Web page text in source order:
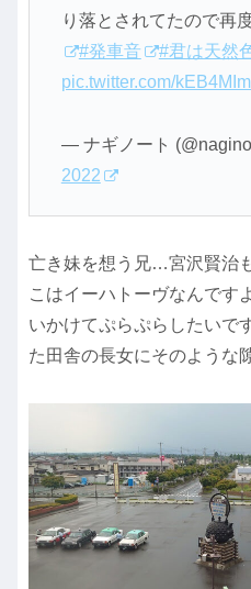
り落とされてたので再
#発車音
#君は天然
pic.twitter.com/
— ナギノート
2022
亡き妹を想う兄…宮沢賢治
こはイーハトーヴなんです
いかけてぷらぷらしたいで
た田舎の長女にそのような